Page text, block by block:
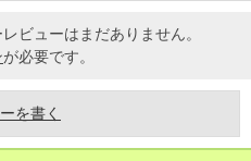
ビューはまだありません。
が必要です。
を書く